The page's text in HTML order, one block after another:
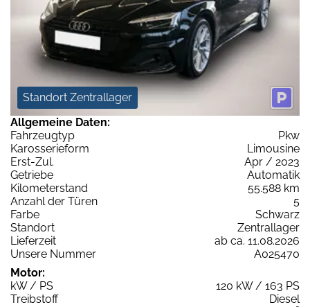
Standort Zentrallager
Allgemeine Daten:
Fahrzeugtyp
Pkw
Karosserieform
Limousine
Erst-Zul.
Apr / 2023
Getriebe
Automatik
Kilometerstand
55.588 km
Anzahl der Türen
5
Farbe
Schwarz
Standort
Zentrallager
Lieferzeit
ab ca. 11.08.2026
Unsere Nummer
A025470
Motor:
kW / PS
120 kW / 163 PS
Treibstoff
Diesel